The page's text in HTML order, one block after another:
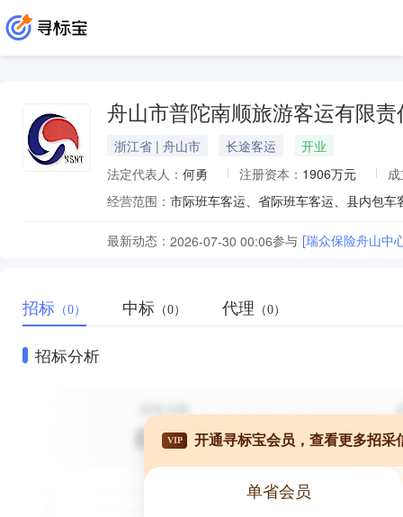
舟山市普陀南顺旅游客运有限责
浙江省 | 舟山市 长途客运
开业
法定代表人： 何勇 注册资本： 1906万元
经营范围： 市际班车客运、省际班车客运、县内包
最新动态： 2026-07-30 00:06参与 [瑞众保险舟山中
招标 （0） 中标 （0） 代理 （0）
招标分析
VIP 开通寻标宝会员，查看更多招采
单省会员